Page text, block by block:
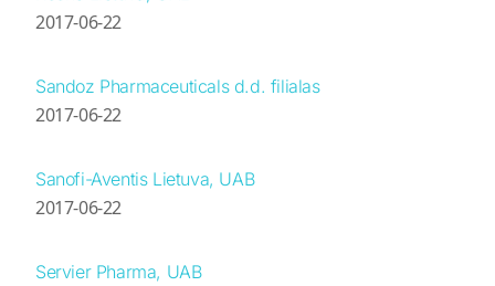
2017-06-22
Sandoz Pharmaceuticals d.d. filialas
2017-06-22
Sanofi-Aventis Lietuva, UAB
2017-06-22
Servier Pharma, UAB